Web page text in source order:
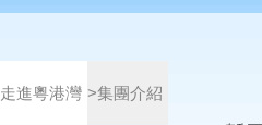
走進粵港灣 >集團介紹